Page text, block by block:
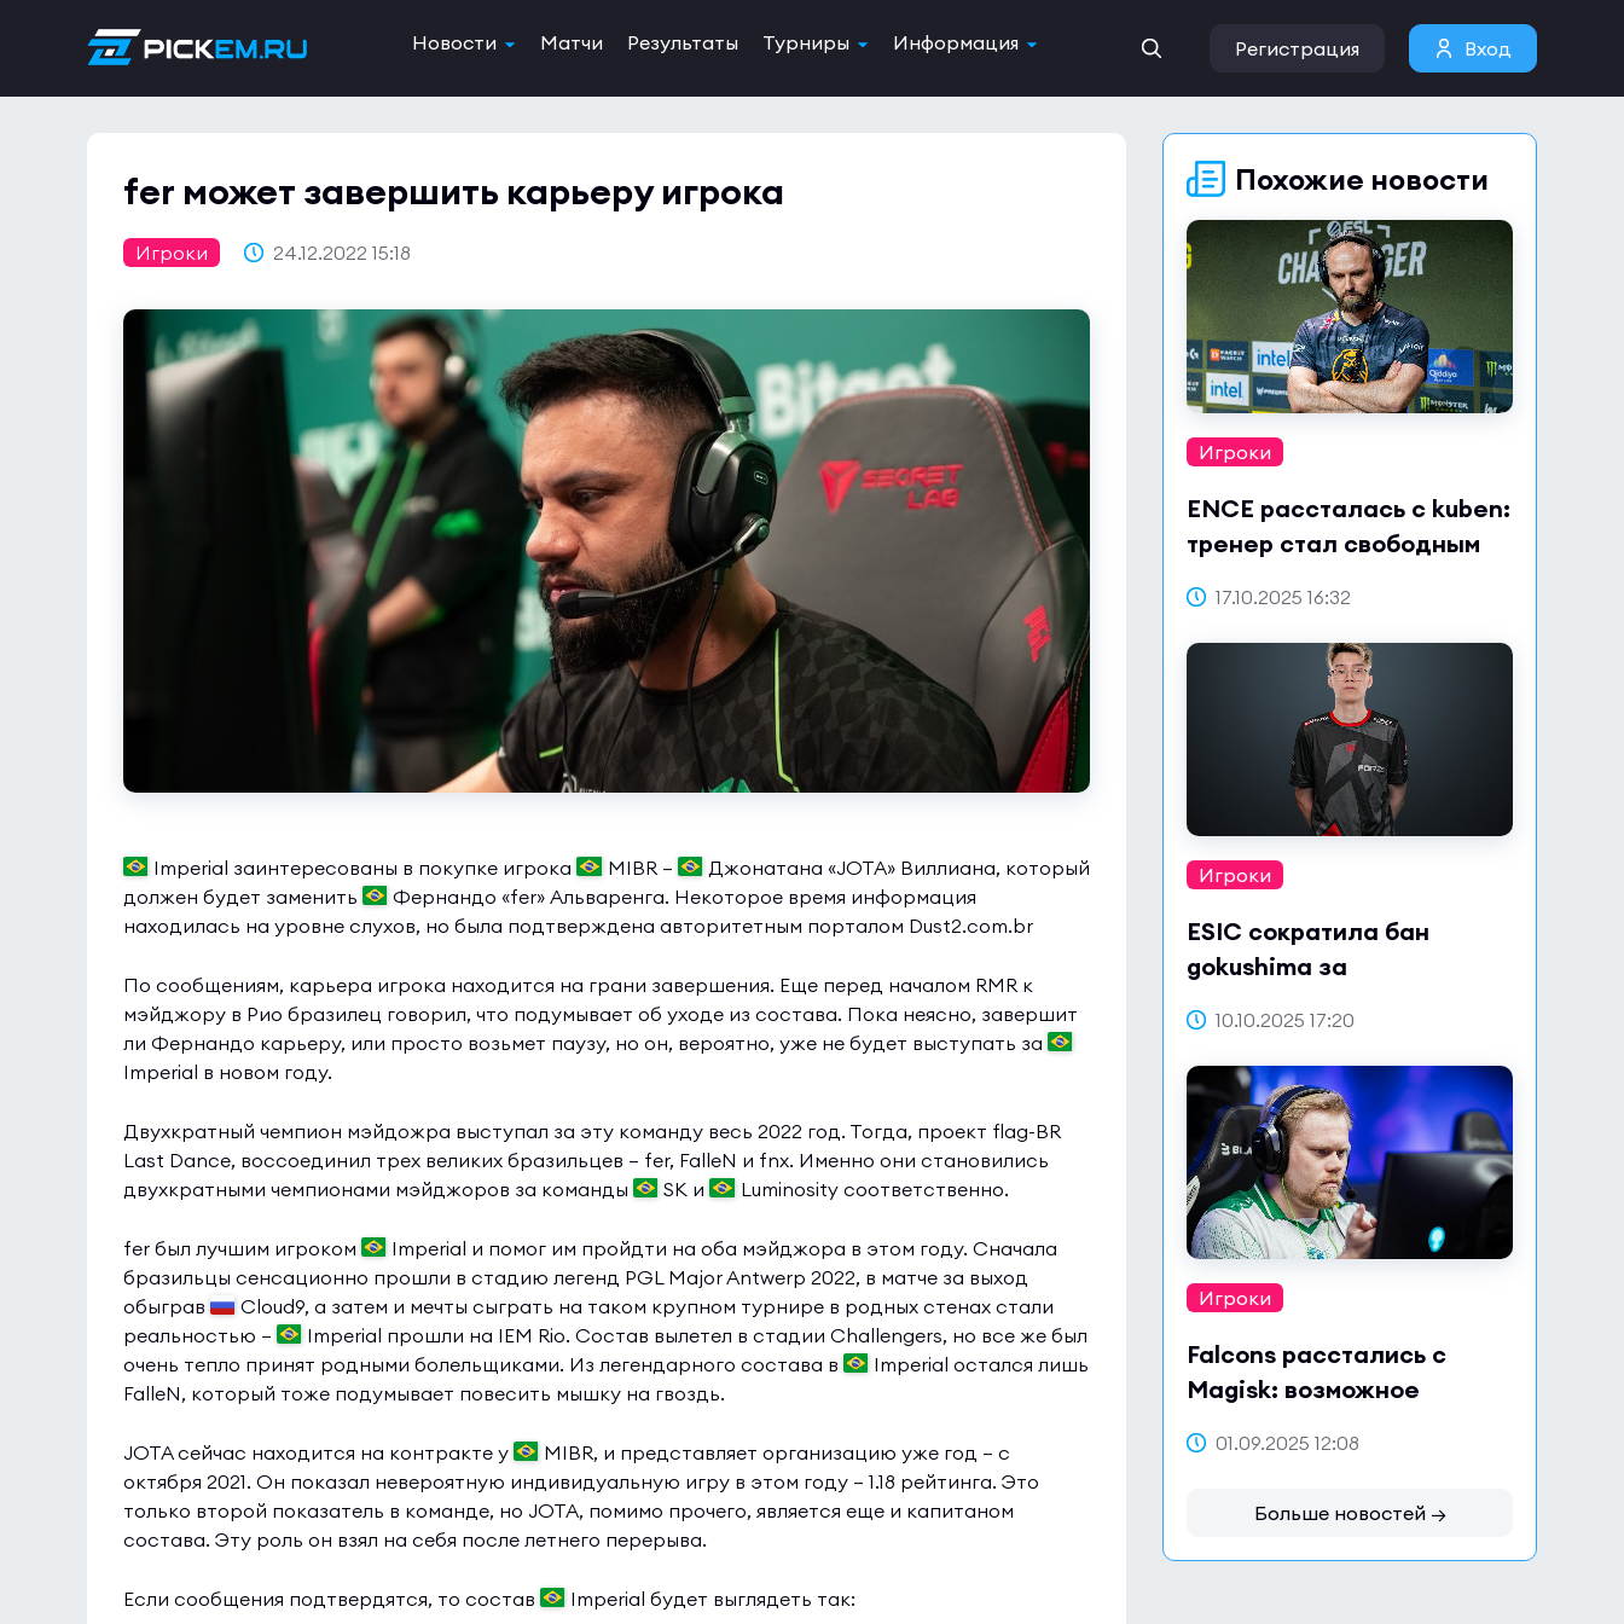
Новости Матчи Результаты Турниры Информация Регистрация Вход
fer может завершить карьеру игрока
Игроки 24.12.2022 15:18
Imperial заинтересованы в покупке игрока MIBR —
Джонатана «JOTA» Виллиана, который
должен будет заменить
Фернандо «fer» Альваренга. Некоторое время информация
находилась на уровне слухов, но была подтверждена авторитетным порталом Dust2.com.br
По сообщениям, карьера игрока находится на грани завершения. Еще перед началом RMR к
мэйджору в Рио бразилец говорил, что подумывает об уходе из состава. Пока неясно, завершит
ли Фернандо карьеру, или просто возьмет паузу, но он, вероятно, уже не будет выступать за
Imperial в новом году.
Двухкратный чемпион мэйдожра выступал за эту команду весь 2022 год. Тогда, проект flag-BR
Last Dance, воссоединил трех великих бразильцев — fer, FalleN и fnx. Именно они становились
двухкратными чемпионами мэйджоров за команды
SK и Luminosity соответственно.
fer был лучшим игроком
Imperial и помог им пройдти на оба мэйджора в этом году. Сначала
бразильцы сенсационно прошли в стадию легенд PGL Major Antwerp 2022, в матче за выход
обыграв
Cloud9, а затем и мечты сыграть на таком крупном турнире в родных стенах стали
реальностью —
Imperial прошли на IEM Rio. Состав вылетел в стадии Challengers, но все же был
очень тепло принят родными болельщиками. Из легендарного состава в
Imperial остался лишь
FalleN, который тоже подумывает повесить мышку на гвоздь.
JOTA сейчас находится на контракте у
MIBR, и представляет организацию уже год — с
октября 2021. Он показал невероятную индивидуальную игру в этом году — 1.18 рейтинга. Это
только второй показатель в команде, но JOTA, помимо прочего, является еще и капитаном
состава. Эту роль он взял на себя после летнего перерыва.
Если сообщения подтвердятся, то состав Imperial будет выглядеть так:
Похожие новости
Игроки
ENCE рассталась с kuben:
тренер стал свободным
17.10.2025 16:32
Игроки
ESIC сократила бан
gokushima за
договорных матчах
10.10.2025 17:20
Игроки
Falcons расстались с
Magisk: возможное
01.09.2025 12:08
Больше новостей →